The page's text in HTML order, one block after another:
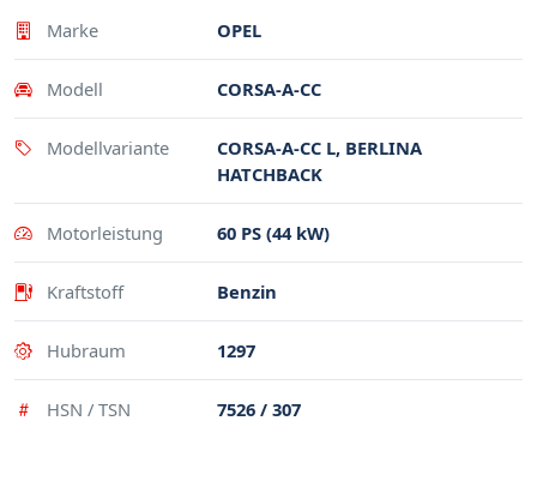
Eigenschaft
Marke OPEL
Modell CORSA-A-CC
Modellvariante
CORSA-A-CC L, BERLINA
HATCHBACK
Motorleistung 60 PS (44 kW)
Kraftstoff Benzin
Hubraum 1297
HSN / TSN 7526 / 307